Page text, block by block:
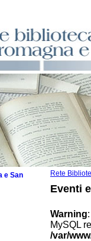
Rete
Eventi
Warning
MySQL
/var/
e San